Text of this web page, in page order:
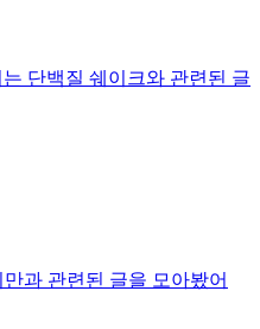
단백질 쉐이크와 관련된 글
과 관련된 글을 모아봤어